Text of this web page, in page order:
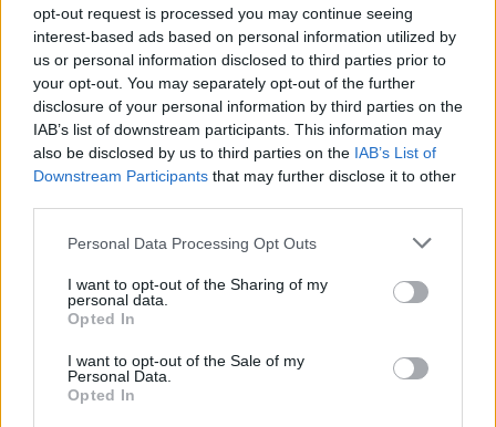
opt-out request is processed you may continue seeing
interest-based ads based on personal information utilized by
us or personal information disclosed to third parties prior to
your opt-out. You may separately opt-out of the further
disclosure of your personal information by third parties on the
IAB’s list of downstream participants. This information may
also be disclosed by us to third parties on the IAB’s List of
Downstream Participants that may further disclose it to other
Please note that this website/app uses one or more Google
not limited to your visit or usage behaviour. You may click to
grant or deny consent to Google and its third-party tags to
use your data for below specified purposes in below Google
consent section.
Personal Data Processing Opt Outs
I want to opt-out of the Sharing of my
personal data.
Opted In
I want to opt-out of the Sale of my
Personal Data.
Opted In
2022.05.31.
GERILLA BÁR PESTITV
Erdélyi turnéra indul a Sárik Péter
Trió
2022.05.31.